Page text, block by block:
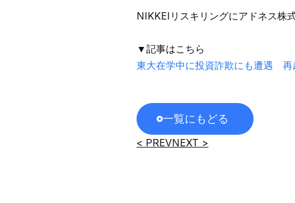
NIKKEIリスキリングにアドネス株
▼記事はこちら
東大在学中に投資詐欺にも遭遇 再
一覧にもどる
< PREVNEXT >